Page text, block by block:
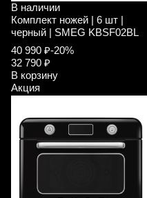
В наличии
Комплект ножей | 6 шт |
черный | SMEG KBSF02BL
40 990 ₽-20%
32 790 ₽
В корзину
Акция